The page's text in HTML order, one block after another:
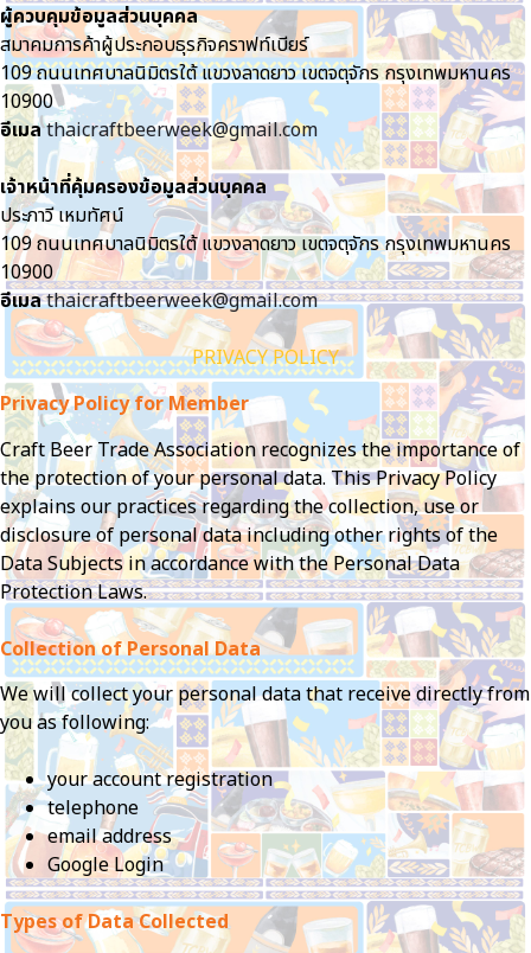
ผู้ควบคุมข้อมูลส่วนบุคคล
สมาคมการค้าผู้ประกอบธุรกิจคราฟท์เบียร์
109 ถนนเทศบาลนิมิตรใต้ แขวงลาดยาว เขตจตุจักร กรุงเทพมหานคร
10900
อีเมลthaicraftbeerweek@gmail.com
เจ้าหน้าที่คุ้มครองข้อมูลส่วนบุคคล
ประภาวี เหมทัศน์
109 ถนนเทศบาลนิมิตรใต้ แขวงลาดยาว เขตจตุจักร กรุงเทพมหานคร
10900
อีเมลthaicraftbeerweek@gmail.com
PRIVACY POLICY
Privacy Policy for Member
Craft Beer Trade Association recognizes the importance of
the protection of your personal data. This Privacy Policy
explains our practices regarding the collection, use or
disclosure of personal data including other rights of the
Data Subjects in accordance with the Personal Data
Protection Laws.
Collection of Personal Data
We will collect your personal data that receive directly from
you as following:
your account registration
telephone
email address
Google Login
Types of Data Collected